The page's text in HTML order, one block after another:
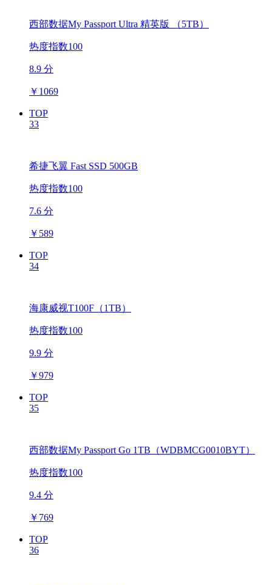
西部数据My Passport Ultra 精英版 （5TB）
热度指数100
8.9 分
￥ 1069
TOP
33
希捷飞翼 Fast SSD 500GB
热度指数100
7.6 分
￥ 589
TOP
34
海康威视T100F（1TB）
热度指数100
9.9 分
￥979
TOP
35
西部数据My Passport Go 1TB（WDBMCG0010BYT）
热度指数100
9.4 分
￥ 769
TOP
36